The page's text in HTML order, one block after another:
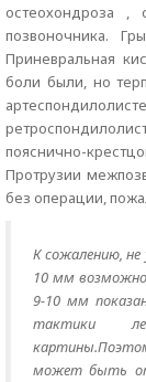
остеохондроза ,
позвоночника.
Приневральная
боли были, но
пояснично-
Протрузии
без операции,
К сожалению, не
10 мм возможно
9-10 мм
тактики
может быть